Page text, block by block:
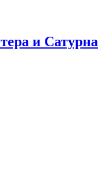
и Сатурна